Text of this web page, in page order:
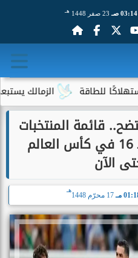
03:14 صـ 23 صفر 1448 هـ
الزمالك يستبعد 4 لاعبين شباب من حساباته في الموسم الجديد
قائمة المنتخبات
المتأهلة إلى دور الـ 16 في كأس العالم
مـ 17 محرّم 1448
هـ